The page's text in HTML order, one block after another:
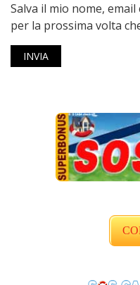
Salva il mio nome,
per la prossima volta